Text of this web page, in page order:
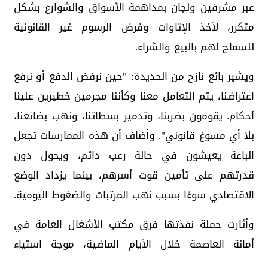
عبر مشرفين ولجان بمداهمة الأسواق والشوارع بشكل
متكرر، لأخذ الإتاوات وفرض الرسوم غير القانونية
للسماح لهم بالبيع والشراء.
ويشير بائع نازح من الحديدة: "حين نرفض الدفع أو نرفع
اعتراضنا، يتم التعامل معنا وكأننا مجرمين خطيرين علينا
أحكام. يقومون بضربنا، وتدمير بسطاتنا، ونهب بضائعنا،
بلا أي مسوغ قانوني". وأضاف أن هذه الممارسات تجعل
الباعة يعيشون في حالة رعب دائم، ويحول دون
قدرتهم على تأمين قوت أسرهم، بينما يزداد الوضع
الاقتصادي سوءًا بسبب نهب المرتبات والضغوط اليومية.
وأثارت حملة نفذتها فرق مكتب الأشغال العامة في
أمانة العاصمة خلال الأيام الماضية، موجة استياء